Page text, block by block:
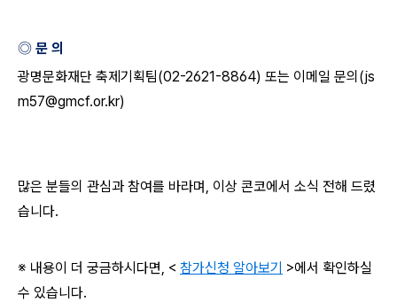
◎ 문 의
광명문화재단 축제기획팀(02-2621-8864) 또는 이메일 문의 (js
m57@gmcf.or.kr)
많은 분들의 관심과 참여를 바라며, 이상 콘코에서 소식 전해 드렸
습니다.
※ 내용이 더 궁금하시다면, < 참가신청 알아보기 >에서 확인하실
수 있습니다.